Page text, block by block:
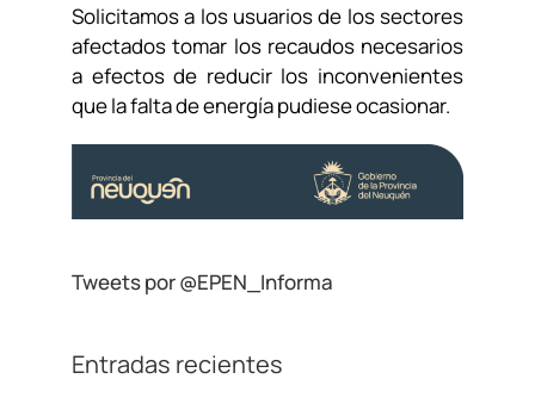
Solicitamos a los usuarios de los sectores
afectados tomar los recaudos necesarios
a efectos de reducir los inconvenientes
que la falta de energía pudiese ocasionar.
Tweets por @EPEN_Informa
Entradas recientes